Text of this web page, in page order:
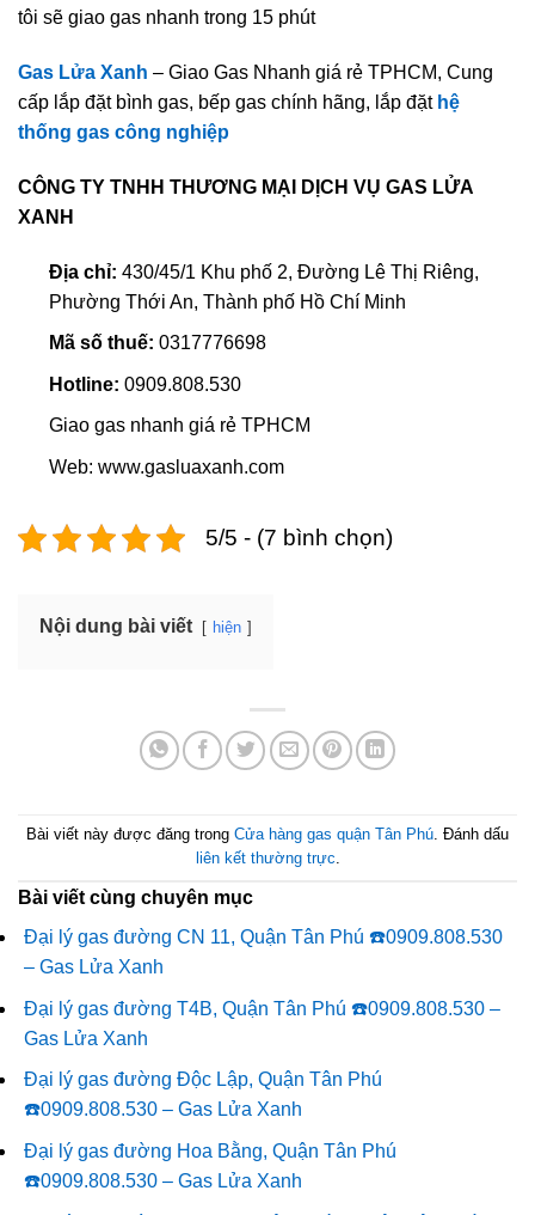
tôi sẽ giao gas nhanh trong 15 phút
Gas Lửa Xanh – Giao Gas Nhanh giá rẻ TPHCM, Cung
cấp lắp đặt bình gas, bếp gas chính hãng, lắp đặt hệ
thống gas công nghiệp
CÔNG TY TNHH THƯƠNG MẠI DỊCH VỤ GAS LỬA
XANH
Địa chỉ: 430/45/1 Khu phố 2, Đường Lê Thị Riêng,
Phường Thới An, Thành phố Hồ Chí Minh
Mã số thuế: 0317776698
Hotline: 0909.808.530
Giao gas nhanh giá rẻ TPHCM
Web: www.gasluaxanh.com
5/5 - (7 bình chọn)
Nội dung bài viết hiện
Bài viết này được đăng trong Cửa hàng gas quận Tân Phú. Đánh dấu
liên kết thường trực.
Bài viết cùng chuyên mục
Đại lý gas đường CN 11, Quận Tân Phú ☎️0909.808.530
– Gas Lửa Xanh
Đại lý gas đường T4B, Quận Tân Phú ☎️0909.808.530 –
Gas Lửa Xanh
Đại lý gas đường Độc Lập, Quận Tân Phú
☎️0909.808.530 – Gas Lửa Xanh
Đại lý gas đường Hoa Bằng, Quận Tân Phú
☎️0909.808.530 – Gas Lửa Xanh